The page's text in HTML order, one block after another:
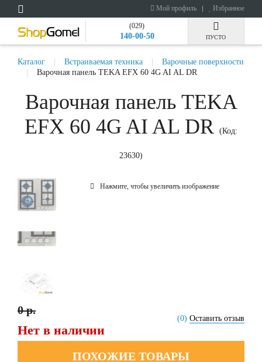
Мой профиль Избранное
(029)
140-00-50 ПУСТО
Каталог Встраиваемая техника
Варочные поверхности
Варочная панель TEKA EFX 60 4G AI AL DR
Варочная панель TEKA
EFX 60 4G AI AL DR (Код:
23630)
Нажмите, чтобы увеличить изображение
(0) Оставить отзыв
0 р.
Нет в наличии
ПОХОЖИЕ ТОВАРЫ